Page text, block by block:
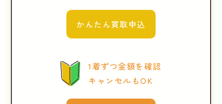
かんたん買取申込
1着ずつ金額を確認
キャンセルもOK